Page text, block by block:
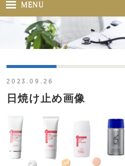
MENU
2023.09.26
日焼け止め画像